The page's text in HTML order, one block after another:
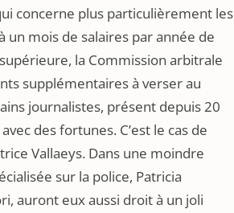
concerne plus particulièrement les
mois de salaires par année de
la Commission arbitrale
supplémentaires à verser au
journalistes, présent depuis 20
des fortunes. C’est le cas de
Vallaeys. Dans une moindre
sur la police, Patricia
auront eux aussi droit à un joli